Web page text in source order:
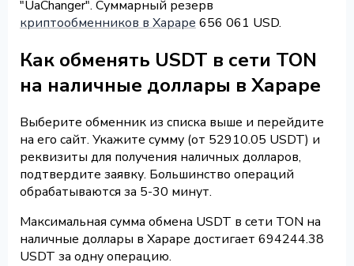
"UaChanger". Суммарный резерв
криптообменников в Хараре 656 061 USD.
Как обменять USDT в сети TON
на наличные доллары в Хараре
Выберите обменник из списка выше и перейдите
на его сайт. Укажите сумму (от 52910.05 USDT) и
реквизиты для получения наличных долларов,
подтвердите заявку. Большинство операций
обрабатываются за 5-30 минут.
Максимальная сумма обмена USDT в сети TON на
наличные доллары в Хараре достигает 694244.38
USDT за одну операцию.